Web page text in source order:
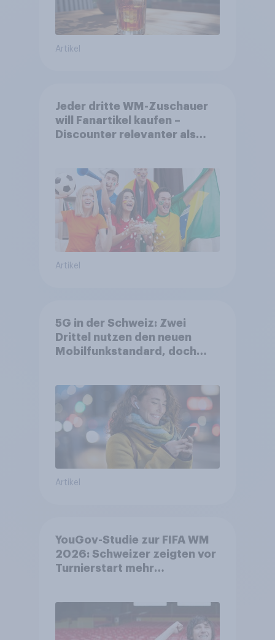
Artikel
Jeder dritte WM-Zuschauer
will Fanartikel kaufen –
Discounter relevanter als
Artikel
5G in der Schweiz: Zwei
Drittel nutzen den neuen
Mobilfunkstandard, doch
Artikel
YouGov-Studie zur FIFA WM
2026: Schweizer zeigten vor
Turnierstart mehr